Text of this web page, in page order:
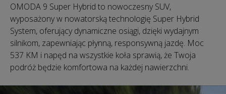
OMODA 9 Super Hybrid to nowoczesny SUV,
wyposażony w nowatorską technologię Super Hybrid
System, oferujący dynamiczne osiągi, dzięki wydajnym
silnikom, zapewniając płynną, responsywną jazdę. Moc
537 KM i napęd na wszystkie koła sprawią, że Twoja
podróż będzie komfortowa na każdej nawierzchni.